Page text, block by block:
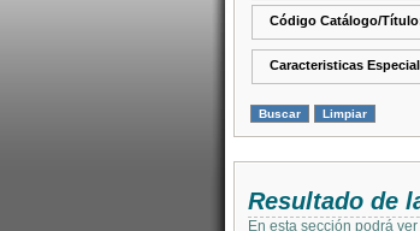
Código Catálogo/
Caracteristicas
Resultado de
En esta sección podrá